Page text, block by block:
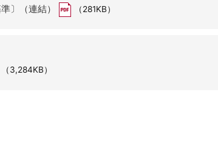
〕（連結） （281KB）
（3,284KB）